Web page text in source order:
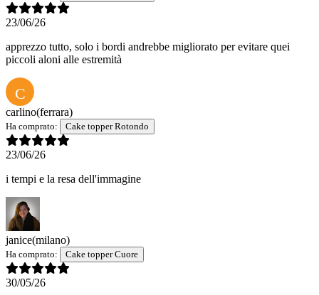
23/06/26
apprezzo tutto, solo i bordi andrebbe migliorato per evitare quei
piccoli aloni alle estremità
C
carlino(ferrara)
Ha comprato: Cake topper Rotondo
23/06/26
i tempi e la resa dell'immagine
janice(milano)
Ha comprato: Cake topper Cuore
30/05/26